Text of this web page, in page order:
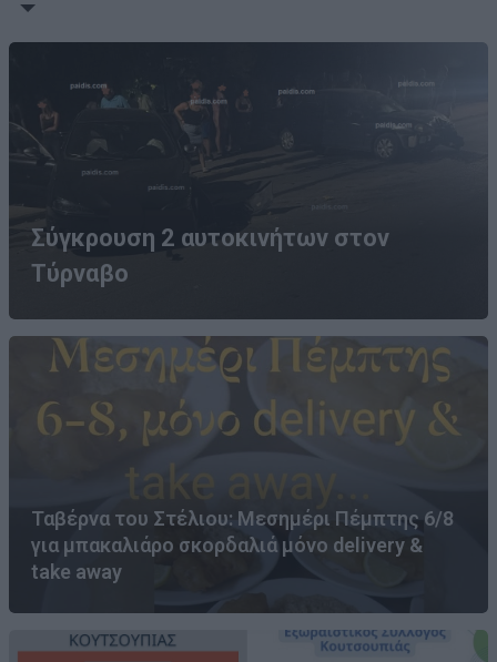
Σύγκρουση 2 αυτοκινήτων στον
Τύρναβο
Ταβέρνα του Στέλιου: Μεσημέρι Πέμπτης 6/8
για μπακαλιάρο σκορδαλιά μόνο delivery &
take away